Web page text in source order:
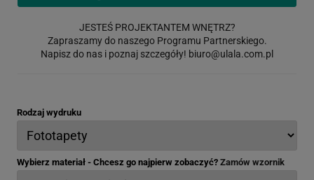
JESTEŚ PROJEKTANTEM WNĘTRZ?
Zapraszamy do naszego Programu Partnerskiego.
Napisz do nas i poznaj szczegóły! biuro@ulala.com.pl
Rodzaj wydruku
Wybierz materiał - Chcesz go najpierw zobaczyć? Zamów wzornik